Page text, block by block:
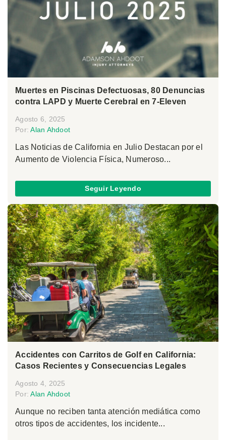
Muertes en Piscinas Defectuosas, 80 Denuncias
contra LAPD y Muerte Cerebral en 7-Eleven
Agosto 6, 2025
Por:Alan Ahdoot
Las Noticias de California en Julio Destacan por el
Aumento de Violencia Física, Numeroso...
Seguir Leyendo
Accidentes con Carritos de Golf en California:
Casos Recientes y Consecuencias Legales
Agosto 4, 2025
Por:Alan Ahdoot
Aunque no reciben tanta atención mediática como
otros tipos de accidentes, los incidente...